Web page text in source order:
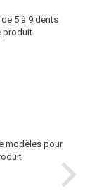
5 à 9 dents
produit
modèles pour